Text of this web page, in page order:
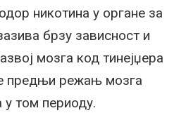
никотина у органе за
брзу зависност и
мозга код тинејџера
предњи режањ мозга
у том периоду.